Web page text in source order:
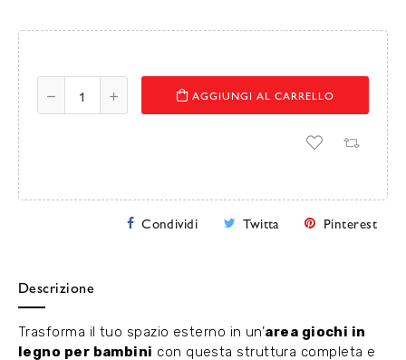
AGGIUNGI AL CARRELLO
Condividi Twitta Pinterest
Descrizione
Trasforma il tuo spazio esterno in un’area giochi in
legno per bambini con questa struttura completa e